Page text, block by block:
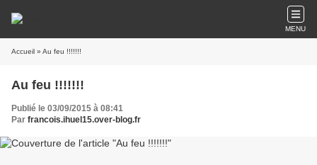
MENU
Accueil » Au feu !!!!!!!
Au feu !!!!!!!
Publié le 03/09/2015 à 08:41
Par francois.ihuel15.over-blog.fr